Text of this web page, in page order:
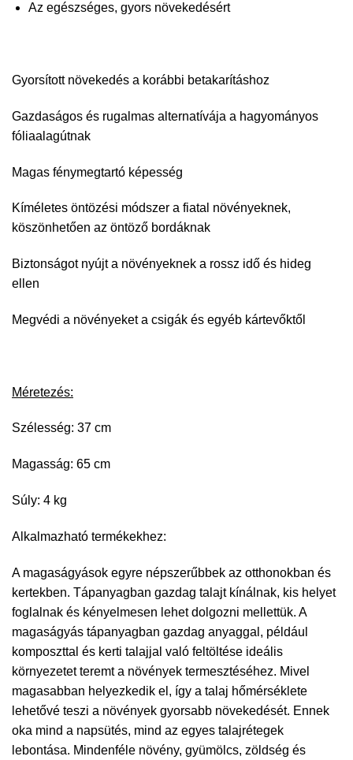
Az egészséges, gyors növekedésért
Gyorsított növekedés a korábbi betakarításhoz
Gazdaságos és rugalmas alternatívája a hagyományos
fóliaalagútnak
Magas fénymegtartó képesség
Kíméletes öntözési módszer a fiatal növényeknek,
köszönhetően az öntöző bordáknak
Biztonságot nyújt a növényeknek a rossz idő és hideg
ellen
Megvédi a növényeket a csigák és egyéb kártevőktől
Méretezés:
Szélesség: 37 cm
Magasság: 65 cm
Súly: 4 kg
Alkalmazható termékekhez:
A magaságyások egyre népszerűbbek az otthonokban és
kertekben. Tápanyagban gazdag talajt kínálnak, kis helyet
foglalnak és kényelmesen lehet dolgozni mellettük. A
magaságyás tápanyagban gazdag anyaggal, például
komposzttal és kerti talajjal való feltöltése ideális
környezetet teremt a növények termesztéséhez. Mivel
magasabban helyezkedik el, így a talaj hőmérséklete
lehetővé teszi a növények gyorsabb növekedését. Ennek
oka mind a napsütés, mind az egyes talajrétegek
lebontása. Mindenféle növény, gyümölcs, zöldség és